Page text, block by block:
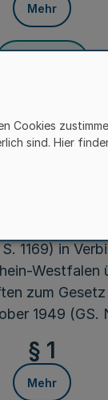
Mehr
10. April 1984
der
der
55 Abs.
1169) in
zum
1949 (GS.
§ 1
Mehr
Cookies
sind. Hier